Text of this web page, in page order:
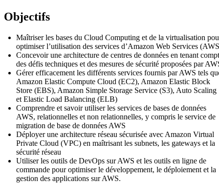
Objectifs
Maîtriser les bases du Cloud Computing et de la virtualisation
optimiser l’utilisation des services d’Amazon Web Services
Concevoir une architecture de centres de données en tenant
des défis techniques et des mesures de sécurité proposées par
Gérer efficacement les différents services fournis par AWS tels
Amazon Elastic Compute Cloud (EC2), Amazon Elastic Block
Store (EBS), Amazon Simple Storage Service (S3), Auto Scaling
et Elastic Load Balancing (ELB)
Comprendre et savoir utiliser les services de bases de données
AWS, relationnelles et non relationnelles, y compris le service de
migration de base de données AWS
Déployer une architecture réseau sécurisée avec Amazon Virtual
Private Cloud (VPC) en maîtrisant les subnets, les gateways et la
sécurité réseau
Utiliser les outils de DevOps sur AWS et les outils en ligne de
commande pour optimiser le développement, le déploiement et la
gestion des applications sur AWS.